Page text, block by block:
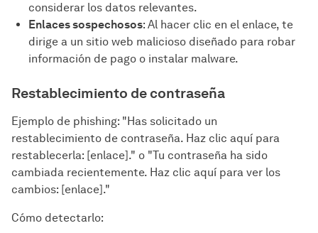
considerar los datos relevantes.
Enlaces sospechosos: Al hacer clic en el enlace, te
dirige a un sitio web malicioso diseñado para robar
información de pago o instalar malware.
Restablecimiento de contraseña
Ejemplo de phishing: "Has solicitado un
restablecimiento de contraseña. Haz clic aquí para
restablecerla: [enlace]." o "Tu contraseña ha sido
cambiada recientemente. Haz clic aquí para ver los
cambios: [enlace]."
Cómo detectarlo: